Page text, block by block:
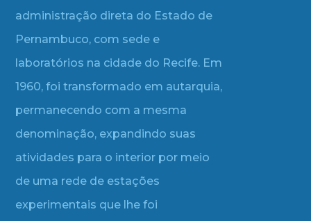
administração direta do Estado de
Pernambuco, com sede e
laboratórios na cidade do Recife. Em
1960, foi transformado em autarquia,
permanecendo com a mesma
denominação, expandindo suas
atividades para o interior por meio
de uma rede de estações
experimentais que lhe foi